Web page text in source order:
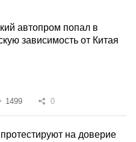
автопром попал в
зависимость от Китая
1499 0
на доверие